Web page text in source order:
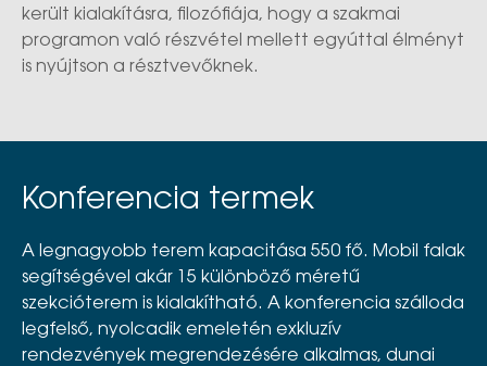
került kialakításra, filozófiája, hogy a szakmai
programon való részvétel mellett egyúttal élményt
is nyújtson a résztvevőknek.
Konferencia termek
A legnagyobb terem kapacitása 550 fő. Mobil falak
segítségével akár 15 különböző méretű
szekcióterem is kialakítható. A konferencia szálloda
legfelső, nyolcadik emeletén exkluzív
rendezvények megrendezésére alkalmas, dunai